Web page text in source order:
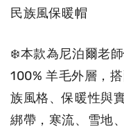
民族風保暖帽
❄️本款為尼泊爾老
100% 羊毛外層，
族風格、保暖性與
綁帶，寒流、雪地